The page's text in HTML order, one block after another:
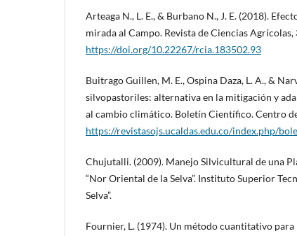
Arteaga N., L. E., & Burbano N., J. E. (2018).
mirada al Campo. Revista de Ciencias Agrícolas,
https://doi.org/10.22267/rcia.183502.93
Buitrago Guillen, M. E., Ospina Daza, L. A., &
silvopastoriles: alternativa en la mitigación y
al cambio climático. Boletín Científico. Centro
https://revistasojs.ucaldas.edu.co/index.php/
Chujutalli. (2009). Manejo Silvicultural de una
“Nor Oriental de la Selva”. Instituto Superior
Selva”.
Fournier, L. (1974). Un método cuantitativo